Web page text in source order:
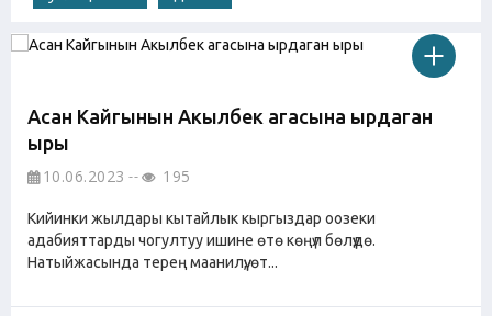
Асан Кайгынын Акылбек агасына ырдаган
ыры
10.06.2023 195
Кийинки жылдары кытайлык кыргыздар оозеки
адабияттарды чогултуу ишине өтө көңүл бөлүүдө.
Натыйжасында терең маанилүү, өт...